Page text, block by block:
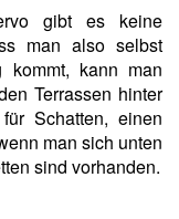
gibt es keine
man also selbst
kann man
Terrassen hinter
Schatten, einen
man sich unten
sind vorhanden.